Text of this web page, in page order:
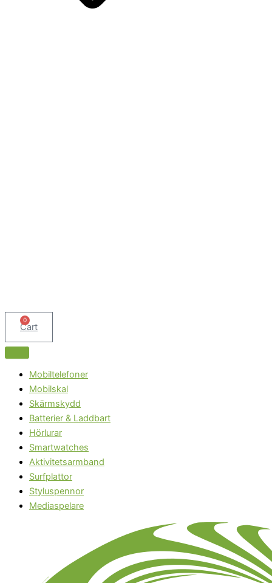
0
Cart
Mobiltelefoner
Mobilskal
Skärmskydd
Batterier & Laddbart
Hörlurar
Smartwatches
Aktivitetsarmband
Surfplattor
Styluspennor
Mediaspelare